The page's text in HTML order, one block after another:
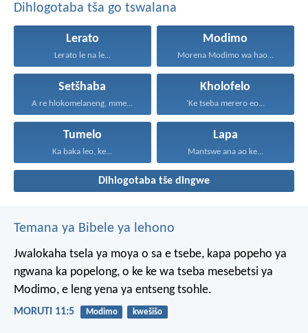
Dihlogotaba tša go tswalana
Lerato
Lerato le na le...
Modimo
Morena Modimo wa hao...
Setšhaba
A re hlokomelaneng, mme...
Kholofelo
‘Ke tseba merero eo...
Tumelo
Ka baka leo, ke...
Lapa
Mantswe ana ao ke...
Dihlogotaba tše dingwe
Temana ya Bibele ya lehono
Jwalokaha tsela ya moya o sa e tsebe, kapa popeho ya
ngwana ka popelong, o ke ke wa tseba mesebetsi ya
Modimo, e leng yena ya entseng tsohle.
MORUTI 11:5 Modimo kwešišo